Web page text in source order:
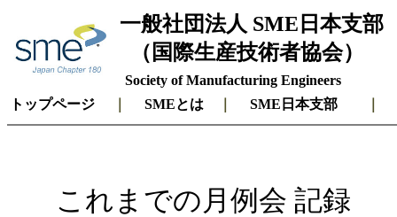
一般社団法人 SME日本支部
（国際生産技術者協会）
Society of Manufacturing Engineers
トップページ
SMEとは SME日本支部
これまでの月例会 記録